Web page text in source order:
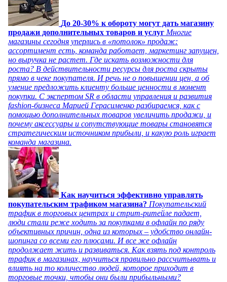
До 20-30% к обороту могут дать магазину
продажи дополнительных товаров и услуг Многие
магазины сегодня уперлись в «потолок» продаж:
ассортимент есть, команда работает, маркетинг запущен,
но выручка не растет. Где искать возможности для
роста? В действительности ресурсы для роста скрыты
прямо в чеке покупателя. И речь не о повышении цен, а об
умение предложить клиенту больше ценности в момент
покупки. С экспертом SR в области управления и развития
fashion-бизнеса Марией Герасименко разбираемся, как с
помощью дополнительных товаров увеличить продажи, и
почему аксессуары и сопутствующие товары становятся
стратегическим источником прибыли, и какую роль играет
команда магазина.
Как научиться эффективно управлять
покупательским трафиком магазина? Покупательский
трафик в торговых центрах и стрит-ритейле падает,
люди стали реже ходить за покупками в офлайн по ряду
объективных причин, одна из которых – удобство онлайн-
шопинга со всеми его плюсами. И все же офлайн
продолжает жить и развиваться. Как взять под контроль
трафик в магазинах, научиться правильно рассчитывать и
влиять на то количество людей, которое приходит в
торговые точки, чтобы они были прибыльными?